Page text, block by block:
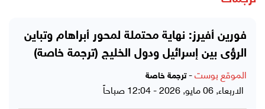
فورين أفيرز: نهاية محتملة لمحور أبراهام وتباين
الرؤى بين إسرائيل ودول الخليج (ترجمة خاصة)
الموقع بوست-ترجمة خاصة
الاربعاء, 06 مايو, 2026 - 12:04 صباحاً